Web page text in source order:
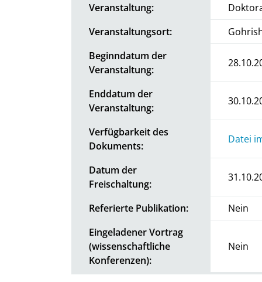
Veranstaltung:
Veranstaltungsort:
Beginndatum der
Veranstaltung:
Enddatum der
Veranstaltung:
Verfügbarkeit des
Dokuments:
Datei
Datum der
Freischaltung:
Referierte Publikation:
Nein
Eingeladener Vortrag
(wissenschaftliche
Konferenzen):
Nein